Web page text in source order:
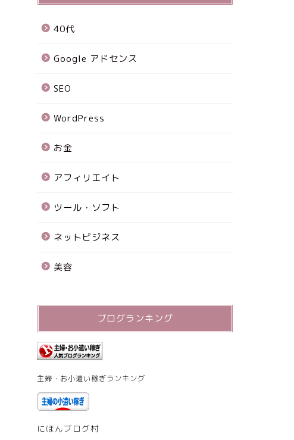
40代
Google アドセンス
SEO
WordPress
お金
アフィリエイト
ツール・ソフト
ネットビジネス
美容
ブログランキング
主婦・お小遣い稼ぎランキング
にほんブログ村